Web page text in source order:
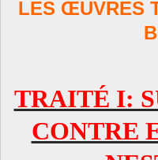
LES ŒUVRES
TRAITÉ I:
CONTRE